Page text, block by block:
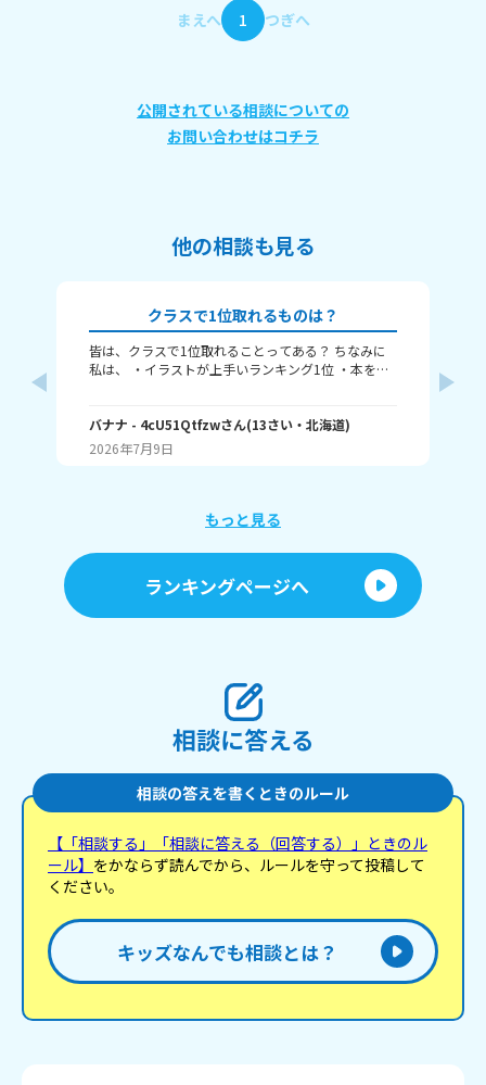
まえへ 1 つぎへ
公開されている相談についての
お問い合わせはコチラ
他の相談も見る
クラスで1位取れるものは？
皆は、クラスで1位取れることってある？ ちなみに
私は、 ・イラストが上手いランキング1位 ・本を読
ングで1位取れる？ 書いてくれたら嬉しいです！ じ
ゃね。
バナナ - 4cU51Qtfzwさん(13さい・ 北海道)
2026年7月9日
もっと見る
ランキングページへ
相談に答える
相談の答えを書くときのルール
【「相談する」「相談に答える（回答する）」ときのル
ール】 をかならず読んでから、ルールを守って投稿して
ください。
キッズなんでも相談とは？